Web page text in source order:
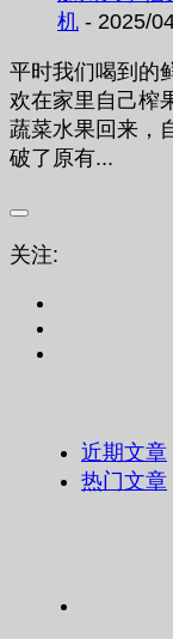
机 - 2025/
平时我们喝到的
欢在家里自己榨
蔬菜水果回来，
破了原有...
关注:
近期文章
热门文章